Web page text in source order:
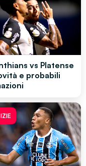
vs Platense
e probabili